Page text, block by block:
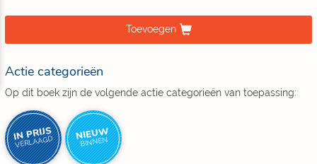
Toevoegen
Actie categorieën
Op dit boek zijn de volgende actie categorieën van toepassing:
IN PRIJS
VERLAAGD NIEUW
BINNEN